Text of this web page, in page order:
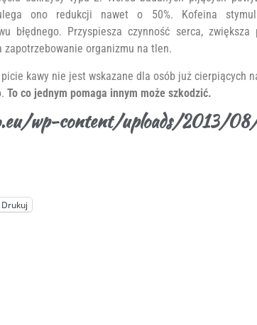
ono redukcji nawet o 50%. Kofeina
błędnego. Przyspiesza czynność serca,
zapotrzebowanie organizmu na tlen.
kawy nie jest wskazane dla osób już cierpiących
To co jednym pomaga innym może szkodzić.
wp-content/uploads/2013/
Drukuj